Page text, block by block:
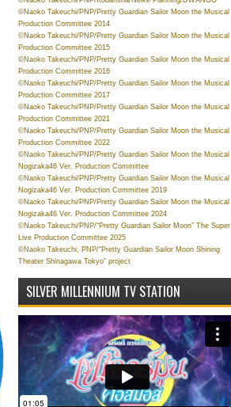
©Naoko Takeuchi/PNP/Pretty Guardian Sailor Moon the Musical
Production Committee 2014
©Naoko Takeuchi/PNP/Pretty Guardian Sailor Moon the Musical
Production Committee 2015
©Naoko Takeuchi/PNP/Pretty Guardian Sailor Moon the Musical
Production Committee 2016
©Naoko Takeuchi/PNP/Pretty Guardian Sailor Moon the Musical
Production Committee 2017
©Naoko Takeuchi/PNP/Pretty Guardian Sailor Moon the Musical
Production Committee 2021
©Naoko Takeuchi/PNP/Pretty Guardian Sailor Moon the Musical
Production Committee 2022
©Naoko Takeuchi/PNP/Pretty Guardian Sailor Moon the Musical
Nogizaka46 Ver. Production Committee
©Naoko Takeuchi/PNP/Pretty Guardian Sailor Moon the Musical
Nogizaka46 Ver. Production Committee 2019
©Naoko Takeuchi/PNP/Pretty Guardian Sailor Moon the Musical
Nogizaka46 Ver. Production Committee 2024
©Naoko Takeuchi/PNP/“Pretty Guardian Sailor Moon” The Super
Live Production Committee 2025
©Naoko Takeuchi, PNP/“Pretty Guardian Sailor Moon Shining
Theater Shinagawa Tokyo” project
SILVER MILLENNIUM TV STATION